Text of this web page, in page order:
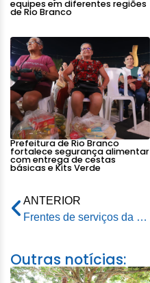
equipes em diferentes regiões
de Rio Branco
Prefeitura de Rio Branco
fortalece segurança alimentar
com entrega de cestas
básicas e Kits Verde
ANTERIOR
Frentes de serviços da Prefeitura de Rio Branco atuam simultaneamente em diversos bairros da capital
Outras notícias: